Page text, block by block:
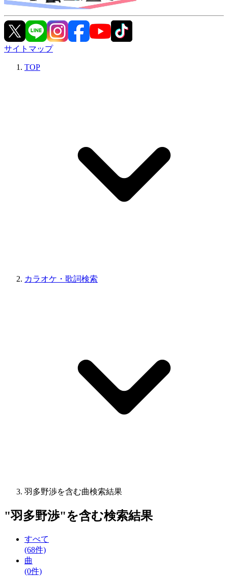
サイトマップ
TOP
カラオケ・歌詞検索
羽多野渉を含む曲検索結果
"羽多野渉"を含む検索結果
すべて
(68件)
曲
(0件)